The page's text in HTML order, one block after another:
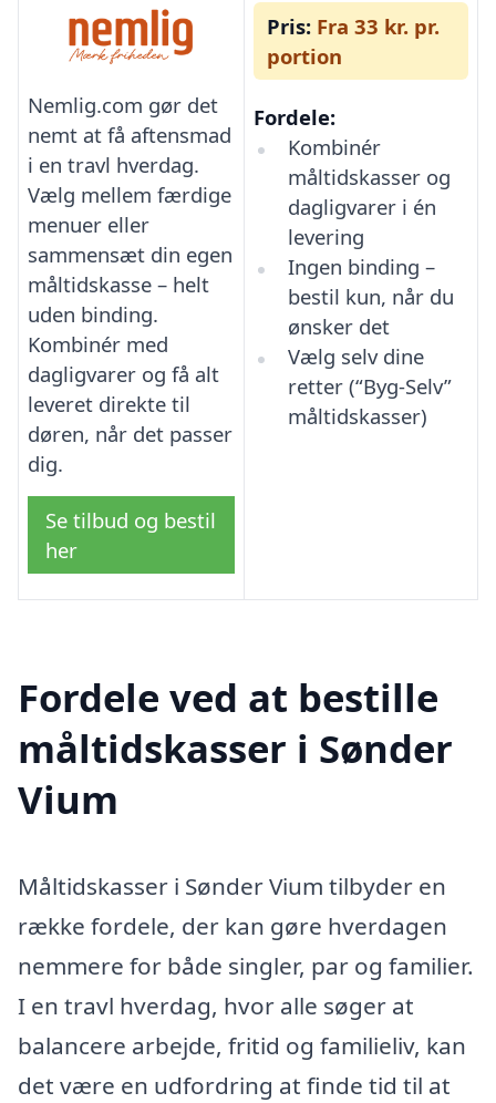
Nemlig.com gør det
nemt at få aftensmad
i en travl hverdag.
Vælg mellem færdige
menuer eller
sammensæt din egen
måltidskasse – helt
uden binding.
Kombinér med
dagligvarer og få alt
leveret direkte til
døren, når det passer
dig.
Se tilbud og bestil
her
Pris: Fra 33 kr. pr.
portion
Fordele:
Kombinér
måltidskasser og
dagligvarer i én
levering
Ingen binding –
bestil kun, når du
ønsker det
Vælg selv dine
retter (“Byg-Selv”
måltidskasser)
Fordele ved at bestille
måltidskasser i Sønder
Vium
Måltidskasser i Sønder Vium tilbyder en
række fordele, der kan gøre hverdagen
nemmere for både singler, par og familier.
I en travl hverdag, hvor alle søger at
balancere arbejde, fritid og familieliv, kan
det være en udfordring at finde tid til at